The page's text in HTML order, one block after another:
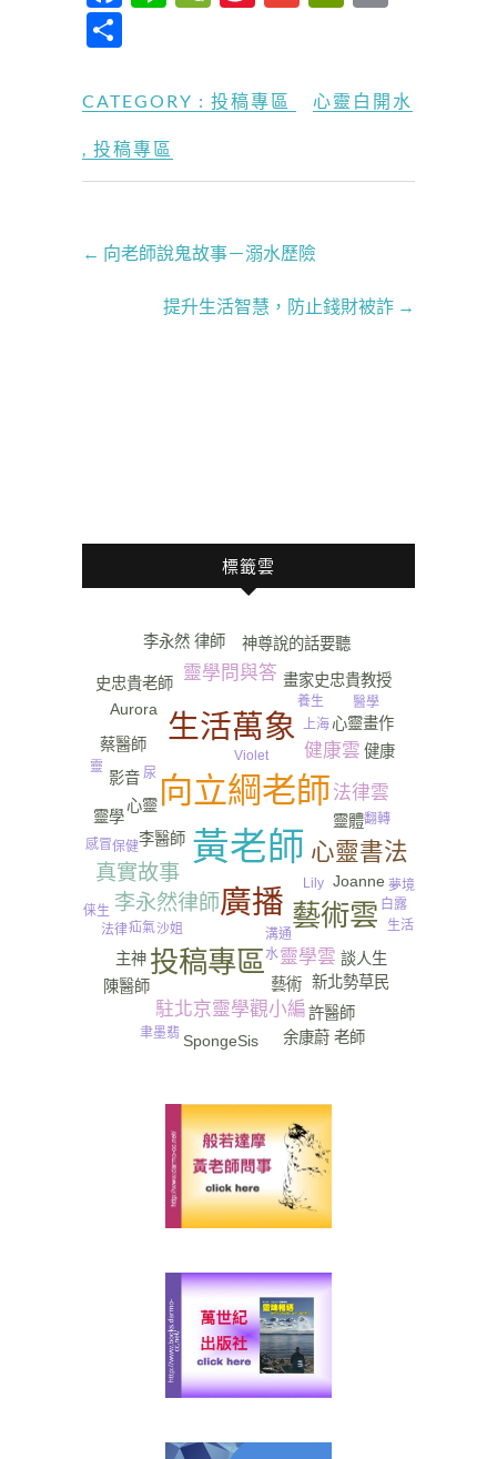
b
o
o
h
W
Fr
CATEGORY : 投稿專區 心靈白開水
投稿專區
← 向老師說鬼故事－溺水歷險
提升生活智慧，防止錢財被詐 →
標籤雲
黃老師
向立綱老師
廣播
生活萬象
投稿專區
藝術雲
心靈書法
李永然律師
真實故事
健康雲
靈學問與答
駐北京靈學觀小編
靈學雲
法律雲
心靈
李醫師
靈體
畫家史忠貴教授
Joanne
新北勢草民
神尊說的話要聽
靈學
蔡醫師
心靈畫作
SpongeSis
主神
李永然 律師
影音
談人生
史忠貴老師
Aurora
健康
陳醫師
余康蔚 老師
藝術
許醫師
養生
保健
上海
Lily
白露
翻轉
沙姐
醫學
聿墨翡
生活
法律
夢境
俫生
靈
Violet
感冒
溝通
水
疝氣
尿